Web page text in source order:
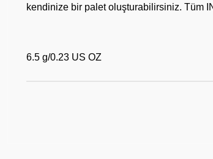
kendinize bir palet oluşturabilirsiniz. Tüm
6.5 g/0.23 US OZ